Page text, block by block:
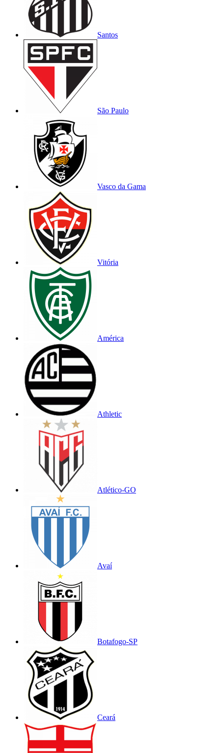
Santos
São Paulo
Vasco da Gama
Vitória
América
Athletic
Atlético-GO
Avaí
Botafogo-SP
Ceará